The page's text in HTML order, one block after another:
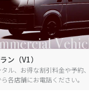
ン（V1）
ル、お得な割引料金や予約
各店舗にお電話ください。